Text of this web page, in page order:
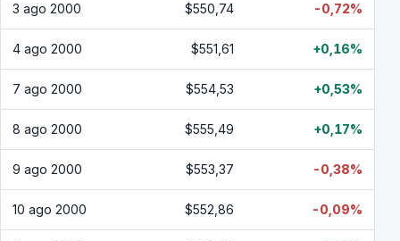
3 ago 2000 $550,74 -0,72%
4 ago 2000 $551,61 +0,16%
7 ago 2000 $554,53 +0,53%
8 ago 2000 $555,49 +0,17%
9 ago 2000 $553,37 -0,38%
10 ago 2000 $552,86 -0,09%